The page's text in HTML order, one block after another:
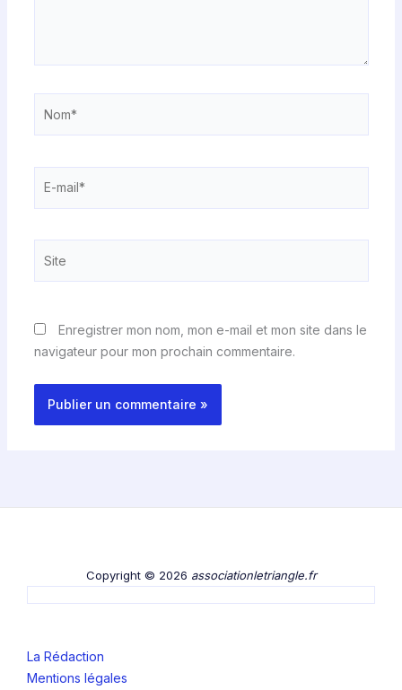
Enregistrer mon nom, mon e-mail et mon site dans le
navigateur pour mon prochain commentaire.
Copyright © 2026 associationletriangle.fr
La Rédaction
Mentions légales